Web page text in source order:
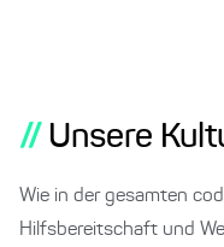
// Unsere
Wie in der gesamten
Hilfsbereitschaft und